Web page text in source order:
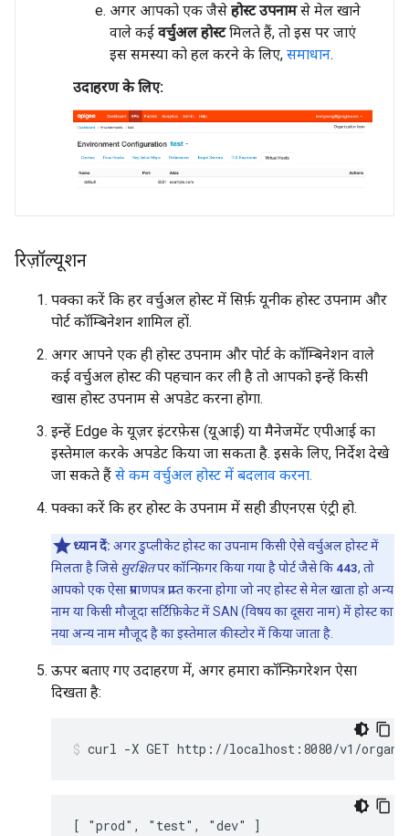
अगर आपको एक जैसे होस्ट उपनामसे मेल खाने
वाले कई वर्चुअल होस्टमिलते हैं, तो इस पर जाएं
इस समस्या को हल करने के लिए, समाधान.
उदाहरण के लिए:
रिज़ॉल्यूशन
पक्का करें कि हर वर्चुअल होस्ट में सिर्फ़ यूनीक होस्ट उपनाम और
पोर्ट कॉम्बिनेशन शामिल हों.
अगर आपने एक ही होस्ट उपनाम और पोर्ट के कॉम्बिनेशन वाले
कई वर्चुअल होस्ट की पहचान कर ली है तो आपको इन्हें किसी
खास होस्ट उपनाम से अपडेट करना होगा.
इन्हें Edge के यूज़र इंटरफ़ेस (यूआई) या मैनेजमेंट एपीआई का
इस्तेमाल करके अपडेट किया जा सकता है. इसके लिए, निर्देश देखे
जा सकते हैं से कम वर्चुअल होस्ट में बदलाव करना.
पक्का करें कि हर होस्ट के उपनाम में सही डीएनएस एंट्री हो.
ध्यान दें: अगर डुप्लीकेट होस्ट का उपनाम किसी ऐसे वर्चुअल होस्ट में
मिलता है जिसेसुरक्षितपर कॉन्फ़िगर किया गया है पोर्ट जैसे कि 443, तो
आपको एक ऐसा प्रमाणपत्र प्राप्त करना होगा जो नए होस्ट से मेल खाता हो अन्य
नाम या किसी मौजूदा सर्टिफ़िकेट में SAN (विषय का दूसरा नाम) में होस्ट का
नया अन्य नाम मौजूद है का इस्तेमाल कीस्टोर में किया जाता है.
ऊपर बताए गए उदाहरण में, अगर हमारा कॉन्फ़िगरेशन ऐसा
दिखता है:
[ "prod", "test", "dev" ]